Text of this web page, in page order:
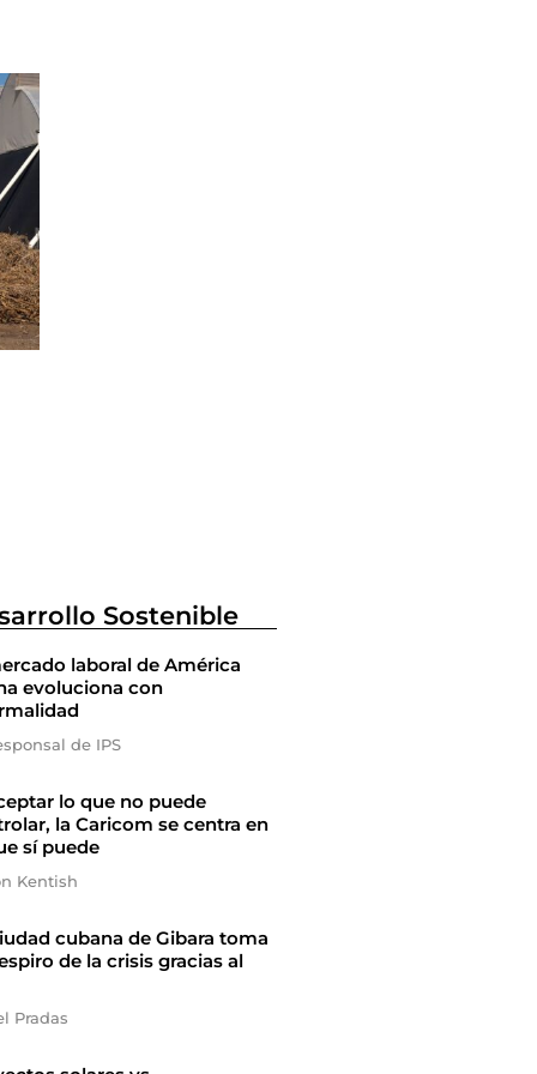
Sostenible
laboral de América
evoluciona con
de IPS
lo que no puede
la Caricom se centra en
sí puede
Kentish
cubana de Gibara toma
de la crisis gracias al
Pradas